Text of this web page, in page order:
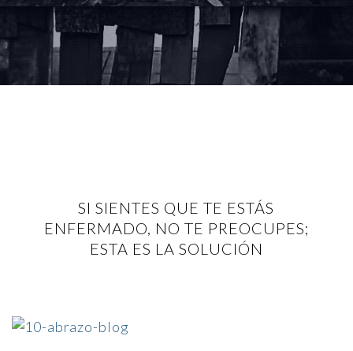
SI SIENTES QUE TE ESTÁS
ENFERMADO, NO TE PREOCUPES;
ESTA ES LA SOLUCIÓN